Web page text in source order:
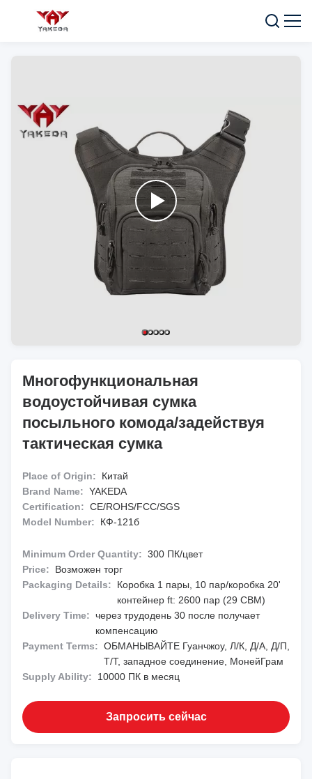
Многофункциональная
водоустойчивая сумка
посыльного комода/задействуя
тактическая сумка
Place of Origin:
Китай
Brand Name: YAKEDA
Certification: CE/ROHS/FCC/SGS
Model Number:
КФ-121б
Minimum Order Quantity: 300 ПК/цвет
Price:
Возможен торг
Packaging Details:
Коробка 1 пары, 10 пар/коробка 20'
контейнер ft: 2600 пар (29 CBM)
Delivery Time: через трудодень 30 после получает
компенсацию
Payment Terms: ОБМАНЫВАЙТЕ Гуанчжоу, Л/К, Д/А, Д/П,
Т/Т, западное соединение, МонейГрам
Supply Ability:
10000 ПК в месяц
Запросить сейчас